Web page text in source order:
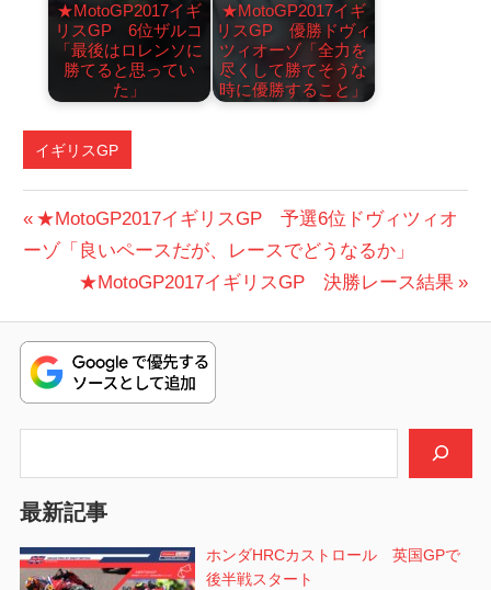
★MotoGP2017イギ
リスGP 6位ザルコ
「最後はロレンソに
勝てると思ってい
た」
★MotoGP2017イギ
リスGP 優勝ドヴィ
ツィオーゾ「全力を
尽くして勝てそうな
時に優勝すること」
イギリスGP
投
稿
ビ
ゲ
ー
シ
ョ
ン
前
の
★MotoGP2017イギリスGP 予選6位ドヴィツィオ
ーゾ「良いペースだが、レースでどうなるか」
次
投
稿:
★MotoGP2017イギリスGP 決勝レース結果
最新記事
ホンダHRCカストロール 英国GPで
後半戦スタート